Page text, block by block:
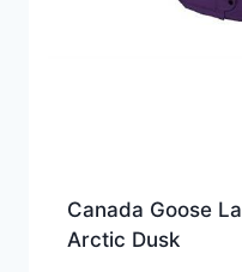
Canada Goose
Arctic Dusk